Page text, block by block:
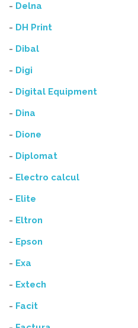
- Delna
- DH Print
- Dibal
- Digi
- Digital Equipment
- Dina
- Dione
- Diplomat
- Electro calcul
- Elite
- Eltron
- Epson
- Exa
- Extech
- Facit